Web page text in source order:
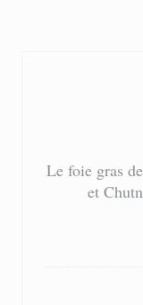
Le foie gras
et